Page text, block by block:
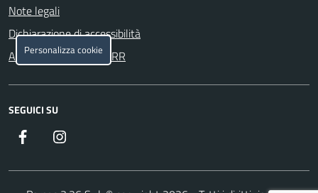
Note legali
Dichiarazione di accessibilità
Attuazione misure PNRR
SEGUICI SU
Facebook
Personalizza cookie